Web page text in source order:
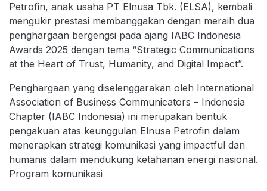
Petrofin, anak usaha PT Elnusa Tbk. (ELSA), kembali
mengukir prestasi membanggakan dengan meraih dua
penghargaan bergengsi pada ajang IABC Indonesia
Awards 2025 dengan tema “Strategic Communications
at the Heart of Trust, Humanity, and Digital Impact”.
Penghargaan yang diselenggarakan oleh International
Association of Business Communicators – Indonesia
Chapter (IABC Indonesia) ini merupakan bentuk
pengakuan atas keunggulan Elnusa Petrofin dalam
menerapkan strategi komunikasi yang impactful dan
humanis dalam mendukung ketahanan energi nasional.
Program komunikasi